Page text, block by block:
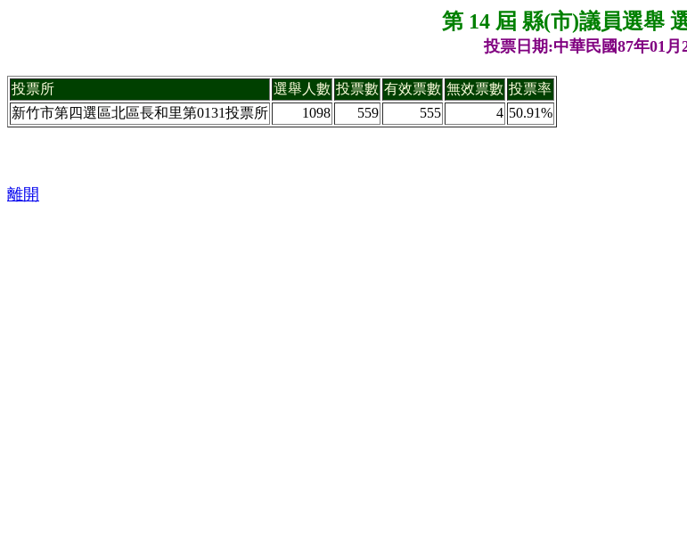
第 14 屆 縣(市)議員選舉
投票日期:中華民國87年01月
投票所 選舉人數 投票數 有效票數 無效票數 投票率
新竹市第四選區北區長和里第0131投票所
1098 559 555 4 50.91%
離開